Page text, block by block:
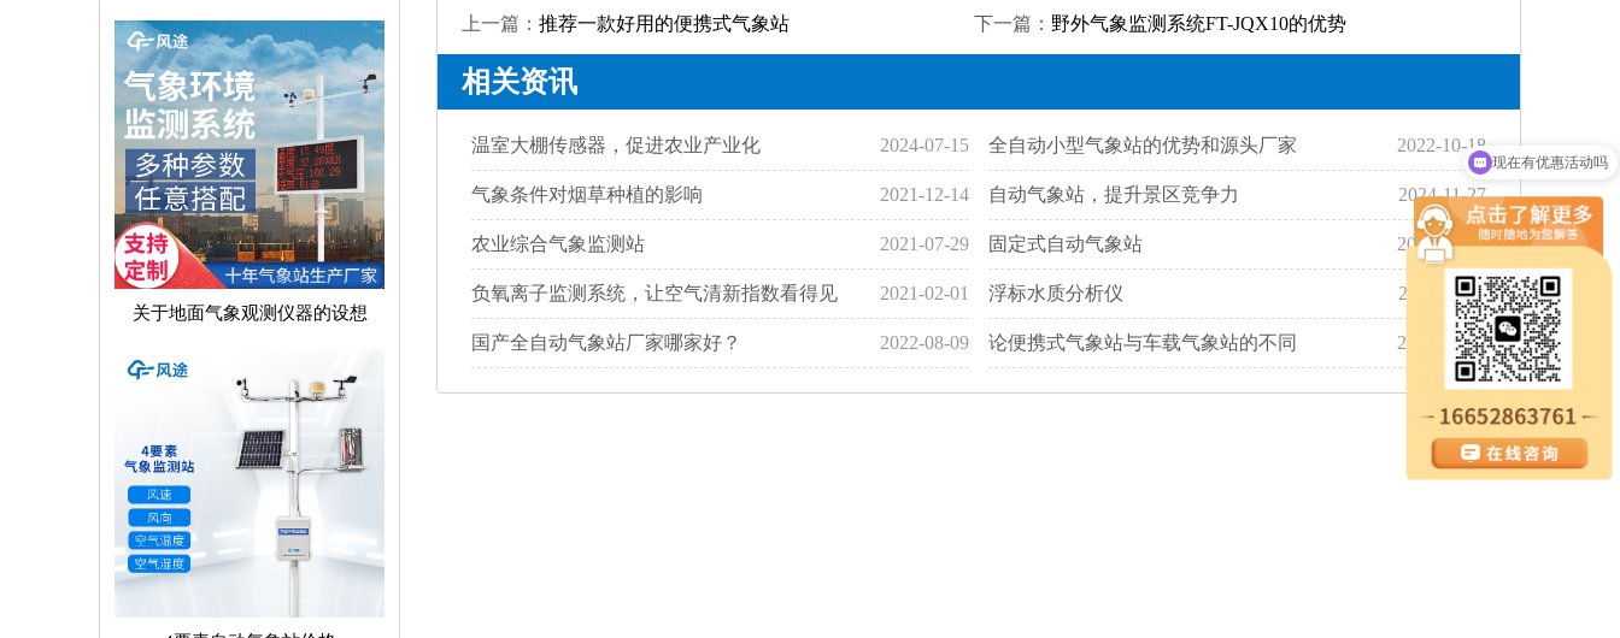
关于地面气象观测仪器的设想
上一篇： 推荐一款好用的便携式气象站 下一篇： 野外气象监测系统FT-JQX10的优势
相关资讯
温室大棚传感器，促进农业产业化 2024-07-15 全自动小型气象站的优势和源头厂家 2022-10-18
气象条件对烟草种植的影响 2021-12-14 自动气象站，提升景区竞争力 2024-11-27
农业综合气象监测站 2021-07-29 固定式自动气象站 2025-04-07
负氧离子监测系统，让空气清新指数看得见 2021-02-01 浮标水质分析仪 2021-11-05
国产全自动气象站厂家哪家好？ 2022-08-09 论便携式气象站与车载气象站的不同 2024-12-17
可以介绍下你们的设备么